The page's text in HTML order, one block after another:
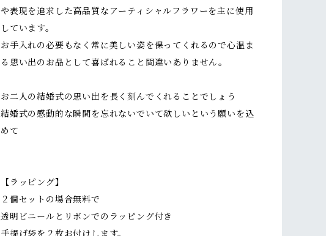
や表現を追求した高品質なアーティシャルフラワーを主に使用
しています。
お手入れの必要もなく常に美しい姿を保ってくれるので心温ま
る思い出のお品として喜ばれること間違いありません。
お二人の結婚式の思い出を長く刻んでくれることでしょう
結婚式の感動的な瞬間を忘れないでいて欲しいという願いを込
めて
【ラッピング】
２個セットの場合無料で
透明ビニールとリボンでのラッピング付き
手提げ袋を２枚お付けします。